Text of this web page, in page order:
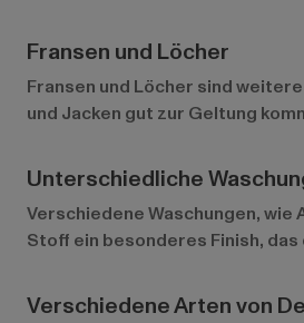
Fransen und Löcher
Fransen und Löcher sind
und Jacken gut zur Geltung
Unterschiedliche
Verschiedene Waschungen, wie
Stoff ein besonderes Finish,
Verschiedene Arten von